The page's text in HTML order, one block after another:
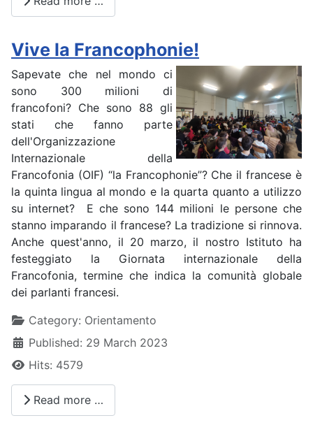
Vive la Francophonie!
Sapevate che nel mondo ci
sono 300 milioni di
francofoni? Che sono 88 gli
stati che fanno parte
dell'Organizzazione
Internazionale della
Francofonia (OIF) “la Francophonie”? Che il francese è
la quinta lingua al mondo e la quarta quanto a utilizzo
su internet? E che sono 144 milioni le persone che
stanno imparando il francese? La tradizione si rinnova.
Anche quest'anno, il 20 marzo, il nostro Istituto ha
festeggiato la Giornata internazionale della
Francofonia, termine che indica la comunità globale
dei parlanti francesi.
DetailsCategory: Orientamento
Published: 29 March 2023
Hits: 4579
Read more …